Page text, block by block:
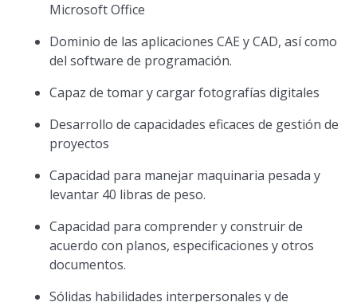
Microsoft Office
Dominio de las aplicaciones CAE y CAD, así como
del software de programación.
Capaz de tomar y cargar fotografías digitales
Desarrollo de capacidades eficaces de gestión de
proyectos
Capacidad para manejar maquinaria pesada y
levantar 40 libras de peso.
Capacidad para comprender y construir de
acuerdo con planos, especificaciones y otros
documentos.
Sólidas habilidades interpersonales y de